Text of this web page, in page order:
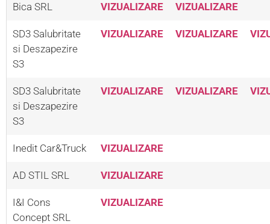
Bica SRL VIZUALIZARE VIZUALIZARE
SD3 Salubritate
si Deszapezire
S3
VIZUALIZARE VIZUALIZARE
SD3 Salubritate
si Deszapezire
S3
VIZUALIZARE VIZUALIZARE
Inedit Car&Truck VIZUALIZARE
AD STIL SRL VIZUALIZARE
I&I Cons
Concept SRL
VIZUALIZARE